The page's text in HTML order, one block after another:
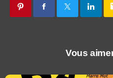
Vous